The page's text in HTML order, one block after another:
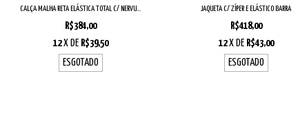
CALÇA MALHA RETA ELÁSTICA TOTAL C/ NERVU...
R$384,00
12 X DE R$39,50
ESGOTADO
JAQUETA C/ ZÍPER E ELÁSTICO BARRA
R$418,00
12 X DE R$43,00
ESGOTADO